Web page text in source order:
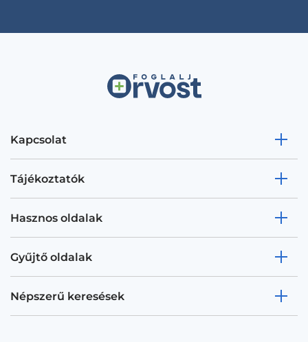
Kapcsolat
Tájékoztatók
Hasznos oldalak
Gyűjtő oldalak
Népszerű keresések